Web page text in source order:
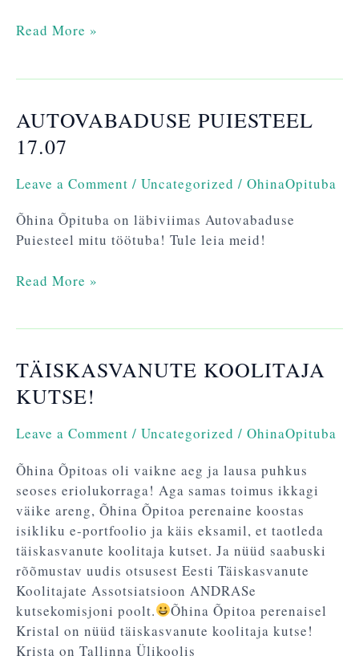
Read More »
AUTOVABADUSE PUIESTEEL
17.07
Leave a Comment / Uncategorized / OhinaOpituba
Õhina Õpituba on läbiviimas Autovabaduse
Puiesteel mitu töötuba! Tule leia meid!
Autovabaduse
17.07
Read More »
TÄISKASVANUTE KOOLITAJA
KUTSE!
Leave a Comment / Uncategorized / OhinaOpituba
Õhina Õpitoas oli vaikne aeg ja lausa puhkus
seoses eriolukorraga! Aga samas toimus ikkagi
väike areng, Õhina Õpitoa perenaine koostas
isikliku e-portfoolio ja käis eksamil, et taotleda
täiskasvanute koolitaja kutset. Ja nüüd saabuski
rõõmustav uudis otsusest Eesti Täiskasvanute
Koolitajate Assotsiatsioon ANDRASe
kutsekomisjoni poolt.
Õhina Õpitoa perenaisel
Kristal on nüüd täiskasvanute koolitaja kutse!
Krista on Tallinna Ülikoolis
Täiskasvanute
koolitaja
kutse!